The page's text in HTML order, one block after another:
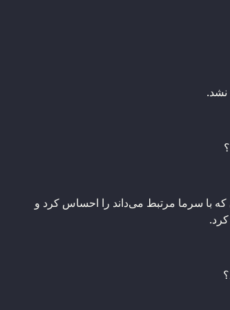
نشد.
با سرما مرتبط می‌داند را احساس کرد و